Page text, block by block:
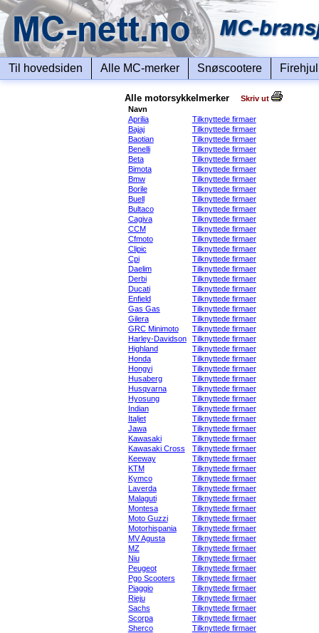
Til hovedsiden Alle MC-merker Snøscootere
Alle motorsykkelmerker
Skriv ut
Navn
Aprilia
Tilknyttede firmaer
Bajaj
Tilknyttede firmaer
Baotian
Tilknyttede firmaer
Benelli
Tilknyttede firmaer
Beta
Tilknyttede firmaer
Bimota
Tilknyttede firmaer
Bmw
Tilknyttede firmaer
Borile
Tilknyttede firmaer
Buell
Tilknyttede firmaer
Bultaco
Tilknyttede firmaer
Cagiva
Tilknyttede firmaer
CCM
Tilknyttede firmaer
Cfmoto
Tilknyttede firmaer
Clipic
Tilknyttede firmaer
Cpi
Tilknyttede firmaer
Daelim
Tilknyttede firmaer
Derbi
Tilknyttede firmaer
Ducati
Tilknyttede firmaer
Enfield
Tilknyttede firmaer
Gas Gas
Tilknyttede firmaer
Gilera
Tilknyttede firmaer
GRC Minimoto
Tilknyttede firmaer
Harley-Davidson
Tilknyttede firmaer
Highland
Tilknyttede firmaer
Honda
Tilknyttede firmaer
Hongyi
Tilknyttede firmaer
Husaberg
Tilknyttede firmaer
Husqvarna
Tilknyttede firmaer
Hyosung
Tilknyttede firmaer
Indian
Tilknyttede firmaer
Italjet
Tilknyttede firmaer
Jawa
Tilknyttede firmaer
Kawasaki
Tilknyttede firmaer
Kawasaki Cross
Tilknyttede firmaer
Keeway
Tilknyttede firmaer
KTM
Tilknyttede firmaer
Kymco
Tilknyttede firmaer
Laverda
Tilknyttede firmaer
Malaguti
Tilknyttede firmaer
Montesa
Tilknyttede firmaer
Moto Guzzi
Tilknyttede firmaer
Motorhispania
Tilknyttede firmaer
MV Agusta
Tilknyttede firmaer
MZ
Tilknyttede firmaer
Niu
Tilknyttede firmaer
Peugeot
Tilknyttede firmaer
Pgo Scooters
Tilknyttede firmaer
Piaggio
Tilknyttede firmaer
Rieju
Tilknyttede firmaer
Sachs
Tilknyttede firmaer
Scorpa
Tilknyttede firmaer
Sherco
Tilknyttede firmaer